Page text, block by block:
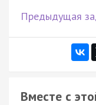
Предыдущая
Вместе с